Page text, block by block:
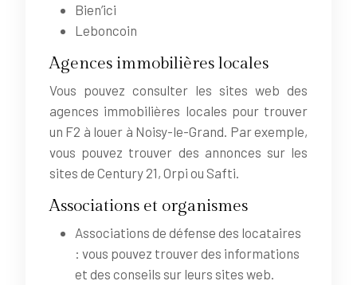
Bien’ici
Leboncoin
Agences immobilières locales
Vous pouvez consulter les sites web des
agences immobilières locales pour trouver
un F2 à louer à Noisy-le-Grand. Par exemple,
vous pouvez trouver des annonces sur les
sites de Century 21, Orpi ou Safti.
Associations et organismes
Associations de défense des locataires
: vous pouvez trouver des informations
et des conseils sur leurs sites web.